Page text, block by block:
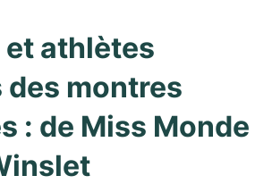
athlètes
des montres
: de Miss Monde